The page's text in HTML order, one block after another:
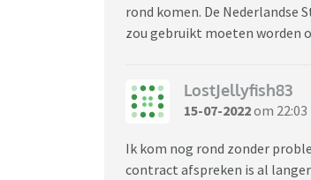
rond komen. De Nederlandse
zou gebruikt moeten worden
LostJellyfish83
15-07-2022om 22:03
Ik kom nog rond zonder
contract afspreken is al